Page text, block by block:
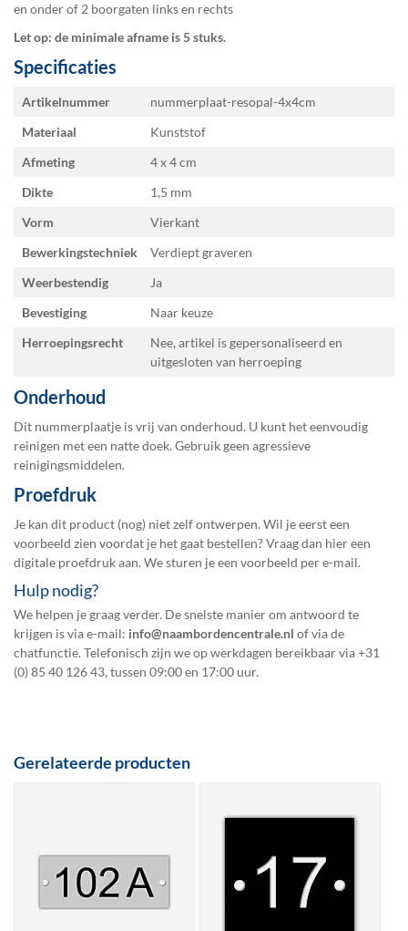
en onder of 2 boorgaten links en rechts
Let op: de minimale afname is 5 stuks.
Specificaties
Specificaties
Artikelnummer
nummerplaat-resopal-4x4cm
Materiaal
Kunststof
Afmeting
4 x 4
Dikte
1,5 mm
Vorm
Vierkant
Bewerkingstechniek
Verdiept graveren
Weerbestendig
Ja
Bevestiging
Naar keuze
Herroepingsrecht
Nee, artikel is gepersonaliseerd en
uitgesloten van herroeping
Onderhoud
Dit nummerplaatje is vrij van onderhoud. U kunt het eenvoudig
reinigen met een natte doek. Gebruik geen agressieve
reinigingsmiddelen.
Proefdruk
Je kan dit product (nog) niet zelf ontwerpen. Wil je eerst een
voorbeeld zien voordat je het gaat bestellen? Vraag dan hier een
digitale proefdrukaan. We sturen je een voorbeeld per e-mail.
Hulp nodig?
We helpen je graag verder. De snelste manier om antwoord te
krijgen is via e-mail: info@naambordencentrale.nl of via de
chatfunctie. Telefonisch zijn we op werkdagen bereikbaar via+31
(0) 85 40 126 43, tussen 09:00 en 17:00 uur.
Gerelateerde producten